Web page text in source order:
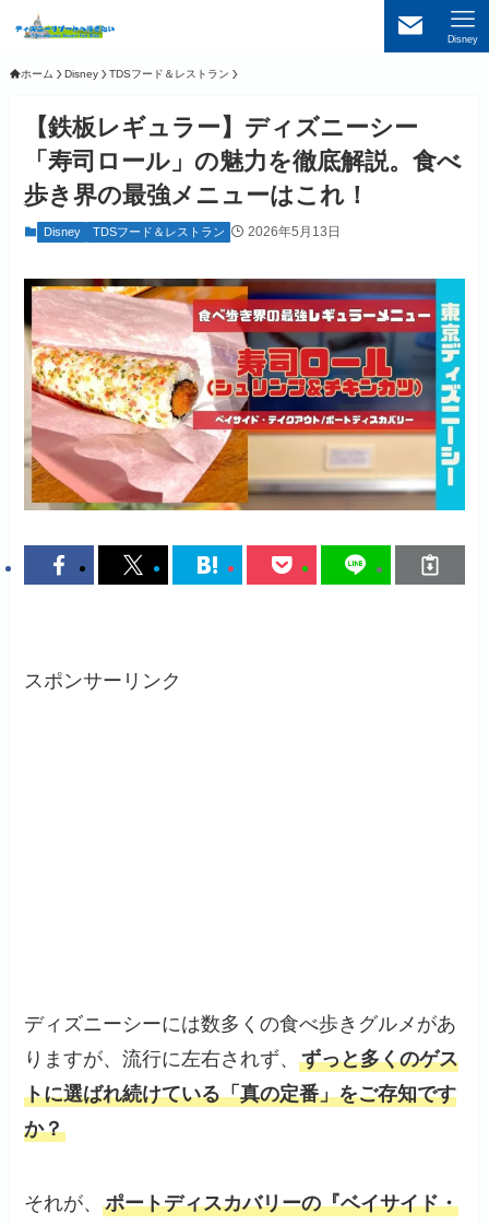
Disney
ホーム Disney TDSフード＆レストラン
【鉄板レギュラー】ディズニーシー
「寿司ロール」の魅力を徹底解説。食べ
歩き界の最強メニューはこれ！
Disney TDSフード＆レストラン 2026年5月13日
スポンサーリンク
ディズニーシーには数多くの食べ歩きグルメがあ
りますが、流行に左右されず、ずっと多くのゲス
トに選ばれ続けている「真の定番」をご存知です
か？
それが、ポートディスカバリーの『ベイサイド・